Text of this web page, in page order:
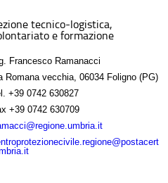
tecnico-logistica,
e formazione
Francesco Ramanacci
Romana vecchia, 06034 Foligno (PG)
+39 0742 630827
+39 0742 630709